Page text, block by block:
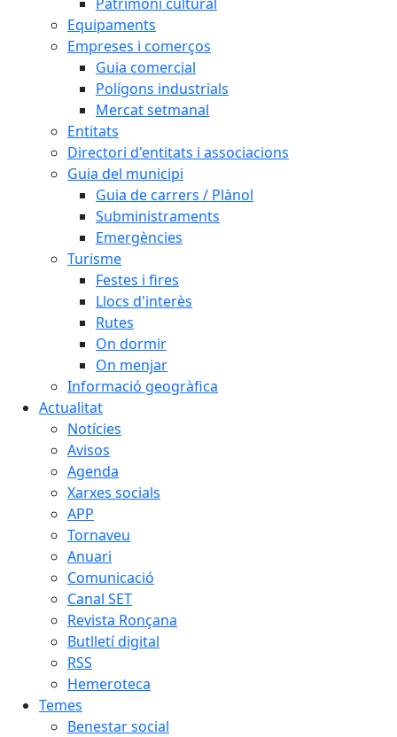
Equipaments
Empreses i comerços
Guia comercial
Polígons industrials
Mercat setmanal
Entitats
Directori d'entitats i associacions
Guia del municipi
Guia de carrers / Plànol
Subministraments
Emergències
Turisme
Festes i fires
Llocs d'interès
Rutes
On dormir
On menjar
Informació geogràfica
Actualitat
Notícies
Avisos
Agenda
Xarxes socials
APP
Tornaveu
Anuari
Comunicació
Canal SET
Revista Ronçana
Butlletí digital
RSS
Hemeroteca
Temes
Benestar social